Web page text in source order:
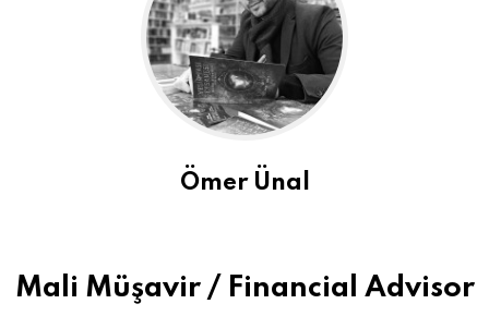
Ömer Ünal
Mali Müşavir / Financial Advisor